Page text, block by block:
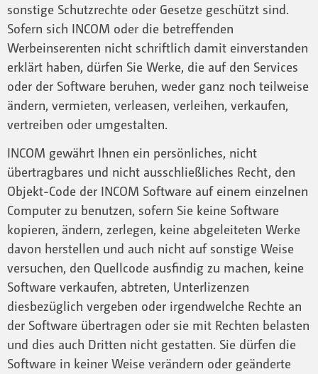
sonstige Schutzrechte oder Gesetze geschützt sind.
Sofern sich INCOM oder die betreffenden
Werbeinserenten nicht schriftlich damit einverstanden
erklärt haben, dürfen Sie Werke, die auf den Services
oder der Software beruhen, weder ganz noch teilweise
ändern, vermieten, verleasen, verleihen, verkaufen,
vertreiben oder umgestalten.
INCOM gewährt Ihnen ein persönliches, nicht
übertragbares und nicht ausschließliches Recht, den
Objekt-Code der INCOM Software auf einem einzelnen
Computer zu benutzen, sofern Sie keine Software
kopieren, ändern, zerlegen, keine abgeleiteten Werke
davon herstellen und auch nicht auf sonstige Weise
versuchen, den Quellcode ausfindig zu machen, keine
Software verkaufen, abtreten, Unterlizenzen
diesbezüglich vergeben oder irgendwelche Rechte an
der Software übertragen oder sie mit Rechten belasten
und dies auch Dritten nicht gestatten. Sie dürfen die
Software in keiner Weise verändern oder geänderte